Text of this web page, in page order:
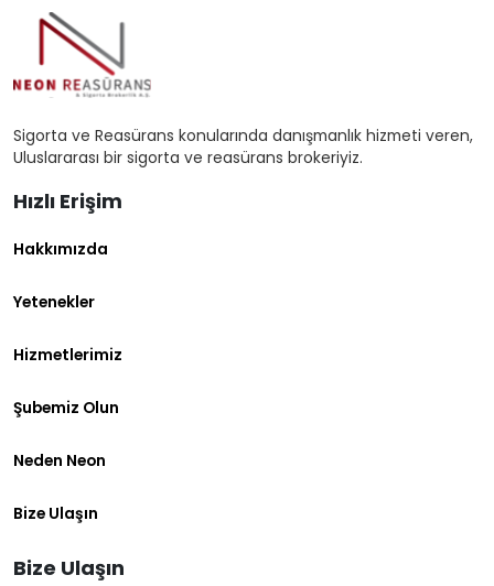
Sigorta ve Reasürans konularında danışmanlık hizmeti veren,
Uluslararası bir sigorta ve reasürans brokeriyiz.
Hızlı Erişim
Hakkımızda
Yetenekler
Hizmetlerimiz
Şubemiz Olun
Neden Neon
Bize Ulaşın
Bize Ulaşın